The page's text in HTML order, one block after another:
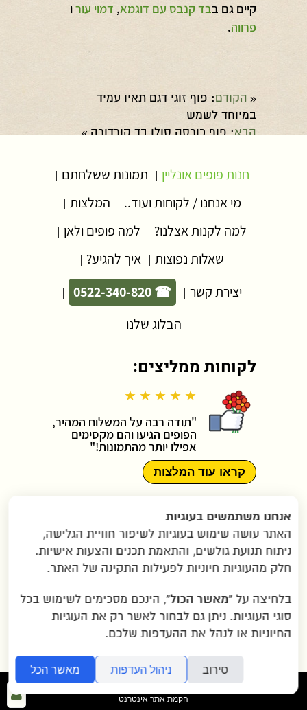
קיים גם בבד קנבס עם דוגמא, דמוי עורו
פרווה.
« הקודם: פוף זוגי דגם תאיו עמיד
במיוחד לשמש
הבא: פוף כורסה סולו בד קורדורה»
חנות פופים אונליין | תמונות ששלחתם |
מי אנחנו / לקוחות ועוד.. | המלצות |
למה לקנות אצלנו? | למה פופים ולאן |
שאלות נפוצות | איך להגיע? |
יצירת קשר |
☎ 0522-340-820
|
הבלוג שלנו
לקוחות ממליצים:
★ ★ ★ ★ ★
"תודה רבה על המשלוח המהיר,
הפופים הגיעו והם מקסימים
אפילו יותר מהתמונות!"
קראו עוד המלצות
תקנון האתר|מדיניות פרטיות
הצהרת נגישות|יצירת קשר|
תמונות ששלחתם|שאלות נפוצות|
הוראות הגעה ב-WAZE
2007-2026 © כל הזכויות שמורות לגרין בננה
בע"מ |איזור תעשייה שילת ליד מודיעין
הקמת אתר אינטרנט
אנחנו משתמשים בעוגיות
האתר עושה שימוש בעוגיות לשיפור חוויית הגלישה,
ניתוח תנועת גולשים, והתאמת תכנים והצעות אישיות.
חלק מהעוגיות חיוניות לפעילות התקינה של האתר.
בלחיצה על “מאשר הכול”, הינכם מסכימים לשימוש בכל
סוגי העוגיות. ניתן גם לבחור לאשר רק את העוגיות
החיוניות או לנהל את ההעדפות שלכם.
סירוב ניהול העדפות מאשר הכל